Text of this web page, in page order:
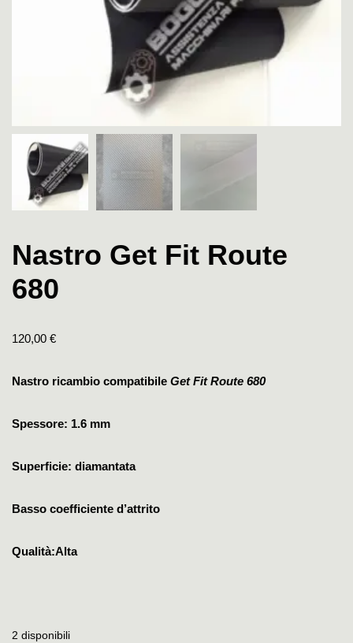
Nastro Get Fit Route
680
120,00 €
Nastro ricambio compatibile Get Fit Route 680
Spessore: 1.6 mm
Superficie: diamantata
Basso coefficiente d’attrito
Qualità:Alta
2 disponibili